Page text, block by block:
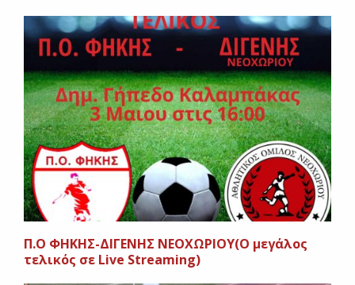
Π.Ο ΦΗΚΗΣ-ΔΙΓΕΝΗΣ ΝΕΟΧΩΡΙΟΥ(Ο μεγάλος
τελικός σε Live Streaming)